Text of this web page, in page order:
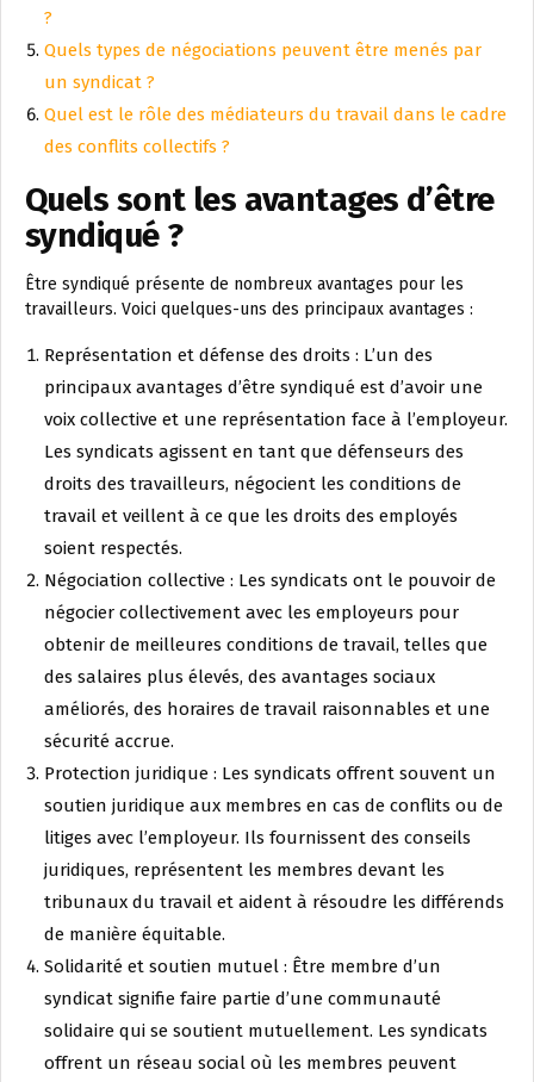
?
Quels types de négociations peuvent être menés par
un syndicat ?
Quel est le rôle des médiateurs du travail dans le cadre
des conflits collectifs ?
Quels sont les avantages d’être
syndiqué ?
Être syndiqué présente de nombreux avantages pour les
travailleurs. Voici quelques-uns des principaux avantages :
Représentation et défense des droits : L’un des
principaux avantages d’être syndiqué est d’avoir une
voix collective et une représentation face à l’employeur.
Les syndicats agissent en tant que défenseurs des
droits des travailleurs, négocient les conditions de
travail et veillent à ce que les droits des employés
soient respectés.
Négociation collective : Les syndicats ont le pouvoir de
négocier collectivement avec les employeurs pour
obtenir de meilleures conditions de travail, telles que
des salaires plus élevés, des avantages sociaux
améliorés, des horaires de travail raisonnables et une
sécurité accrue.
Protection juridique : Les syndicats offrent souvent un
soutien juridique aux membres en cas de conflits ou de
litiges avec l’employeur. Ils fournissent des conseils
juridiques, représentent les membres devant les
tribunaux du travail et aident à résoudre les différends
de manière équitable.
Solidarité et soutien mutuel : Être membre d’un
syndicat signifie faire partie d’une communauté
solidaire qui se soutient mutuellement. Les syndicats
offrent un réseau social où les membres peuvent